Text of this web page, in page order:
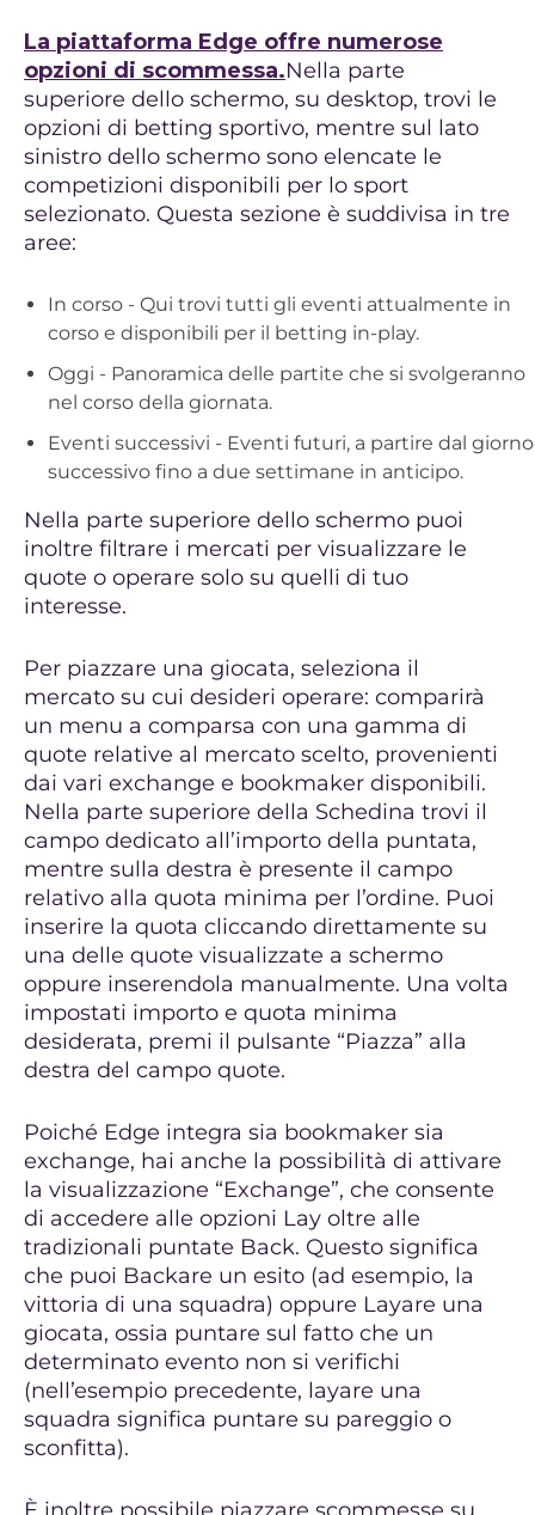
La piattaforma Edge offre numerose
opzioni di scommessa.Nella parte
superiore dello schermo, su desktop, trovi le
opzioni di betting sportivo, mentre sul lato
sinistro dello schermo sono elencate le
competizioni disponibili per lo sport
selezionato. Questa sezione è suddivisa in tre
aree:
In corso - Qui trovi tutti gli eventi attualmente in
corso e disponibili per il betting in-play.
Oggi - Panoramica delle partite che si svolgeranno
nel corso della giornata.
Eventi successivi - Eventi futuri, a partire dal giorno
successivo fino a due settimane in anticipo.
Nella parte superiore dello schermo puoi
inoltre filtrare i mercati per visualizzare le
quote o operare solo su quelli di tuo
interesse.
Per piazzare una giocata, seleziona il
mercato su cui desideri operare: comparirà
un menu a comparsa con una gamma di
quote relative al mercato scelto, provenienti
dai vari exchange e bookmaker disponibili.
Nella parte superiore della Schedina trovi il
campo dedicato all’importo della puntata,
mentre sulla destra è presente il campo
relativo alla quota minima per l’ordine. Puoi
inserire la quota cliccando direttamente su
una delle quote visualizzate a schermo
oppure inserendola manualmente. Una volta
impostati importo e quota minima
desiderata, premi il pulsante “Piazza” alla
destra del campo quote.
Poiché Edge integra sia bookmaker sia
exchange, hai anche la possibilità di attivare
la visualizzazione “Exchange”, che consente
di accedere alle opzioni Lay oltre alle
tradizionali puntate Back. Questo significa
che puoi Backare un esito (ad esempio, la
vittoria di una squadra) oppure Layare una
giocata, ossia puntare sul fatto che un
determinato evento non si verifichi
(nell’esempio precedente, layare una
squadra significa puntare su pareggio o
sconfitta).